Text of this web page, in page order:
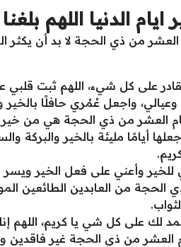
ايام الدنيا اللهم
العشر من ذي الحجة لا بد أن
على كل شيء، اللهم ثبت
واجعل عُمُري حافلًا بالخير
العشر من ذي الحجة هي من خير
أيامًا مليئة بالخير والبركة
للخير وأعني على فعل الخير
الحجة من العابدين الطائعين
لك على كل شي يا كريم، اللهم
العشر من ذي الحجة غير فاقدين